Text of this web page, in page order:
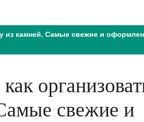
из камней. Самые свежие и
свежие и